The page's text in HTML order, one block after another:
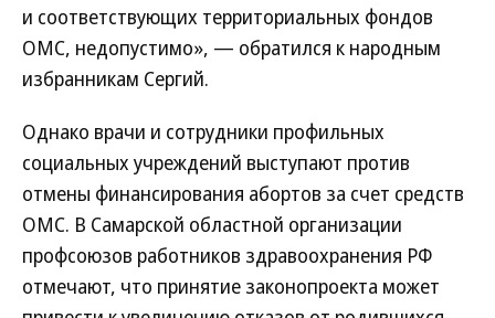
и соответствующих территориальных фондов
ОМС, недопустимо», — обратился к народным
избранникам Сергий.
Однако врачи и сотрудники профильных
социальных учреждений выступают против
отмены финансирования абортов за счет средств
ОМС. В Самарской областной организации
профсоюзов работников здравоохранения РФ
отмечают, что принятие законопроекта может